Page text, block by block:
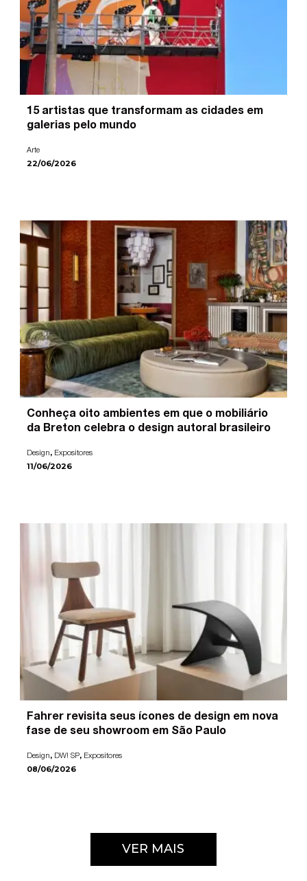
15 artistas que transformam as cidades em
galerias pelo mundo
Arte
22/06/2026
Conheça oito ambientes em que o mobiliário
da Breton celebra o design autoral brasileiro
Design, Expositores
11/06/2026
Fahrer revisita seus ícones de design em nova
fase de seu showroom em São Paulo
Design, DW! SP, Expositores
08/06/2026
VER MAIS